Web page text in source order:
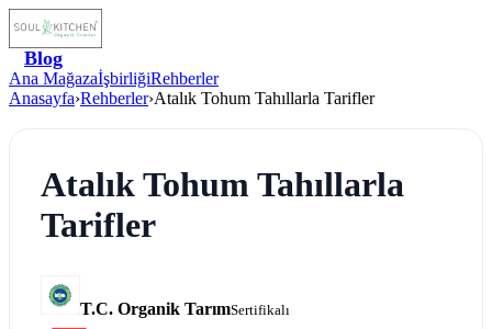
Blog
Ana MağazaİşbirliğiRehberler
Anasayfa›Rehberler›Atalık Tohum Tahıllarla Tarifler
Atalık Tohum Tahıllarla
Tarifler
T.C. Organik TarımSertifikalı